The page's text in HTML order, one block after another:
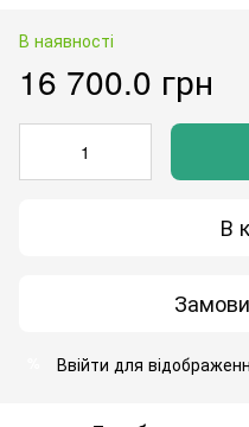
В наявності
16 700.0 грн
В
Ввійти для